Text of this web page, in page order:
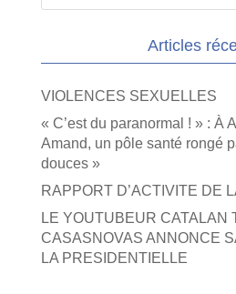
Articles
VIOLENCES SEXUELLES
« C’est du paranormal ! » : À
Amand, un pôle santé rongé
douces »
RAPPORT D’ACTIVITE DE
LE YOUTUBEUR CATALAN
CASASNOVAS ANNONCE
LA PRESIDENTIELLE